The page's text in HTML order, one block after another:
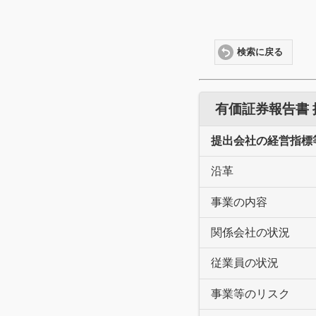
検索に戻る
有価証券報告書
提出会社の経営指標
沿革
事業の内容
関係会社の状況
従業員の状況
事業等のリスク